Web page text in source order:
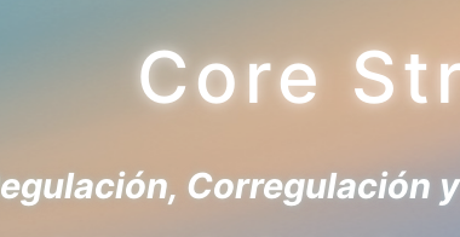
Core
Corregulación